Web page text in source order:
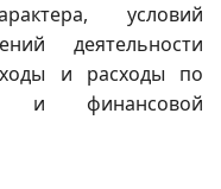
условий
деятельности
и расходы по
и финансовой